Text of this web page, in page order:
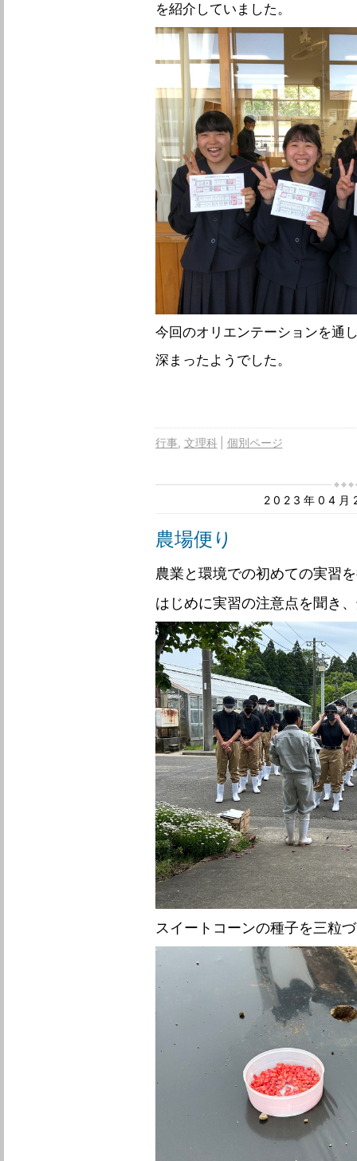
を紹介していました。
今回のオリエンテーションを通
深まったようでした。
行事 文理科 個別ページ
2023年04月
農場便り
農業と環境での初めての実習
はじめに実習の注意点を聞き
スイートコーンの種子を三粒